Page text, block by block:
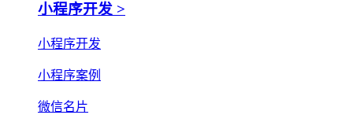
小程序开发 >
小程序开发
小程序案例
微信名片